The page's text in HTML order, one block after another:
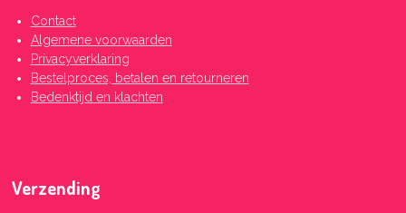
Contact
Algemene voorwaarden
Privacyverklaring
Bestelproces, betalen en retourneren
Bedenktijd en klachten
Verzending